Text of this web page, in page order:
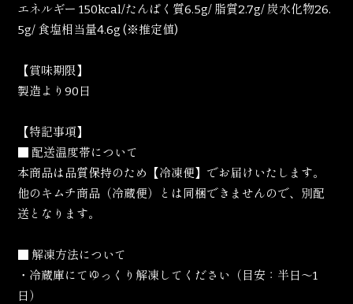
エネルギー 150kcal/たんぱく質6.5g/ 脂質2.7g/ 炭水化物26.
5g/ 食塩相当量4.6g (※推定値)
​【賞味期限】
製造より90日
【特記事項】
■ 配送温度帯について
本商品は品質保持のため【冷凍便】でお届けいたします。
他のキムチ商品（冷蔵便）とは同梱できませんので、別配
送となります。
■ 解凍方法について
・冷蔵庫にてゆっくり解凍してください（目安：半日〜1
日）